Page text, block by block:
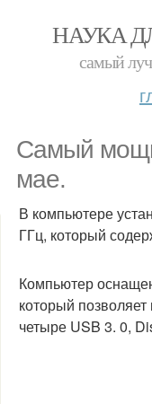
НАУКА
самый
Самый
мае.
В компьютере
ГГц, который
Компьютер
который
четыре USB 3. 0,